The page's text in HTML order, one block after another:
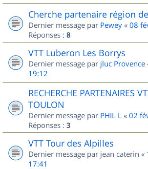
Cherche partenaire région
Dernier message par Pewey « 08
Réponses : 8
VTT Luberon Les Borrys
Dernier message par jluc Provence
19:12
RECHERCHE PARTENAIRES
TOULON
Dernier message par PHIL L « 02
Réponses : 3
VTT Tour des Alpilles
Dernier message par jean caterin «
17:41